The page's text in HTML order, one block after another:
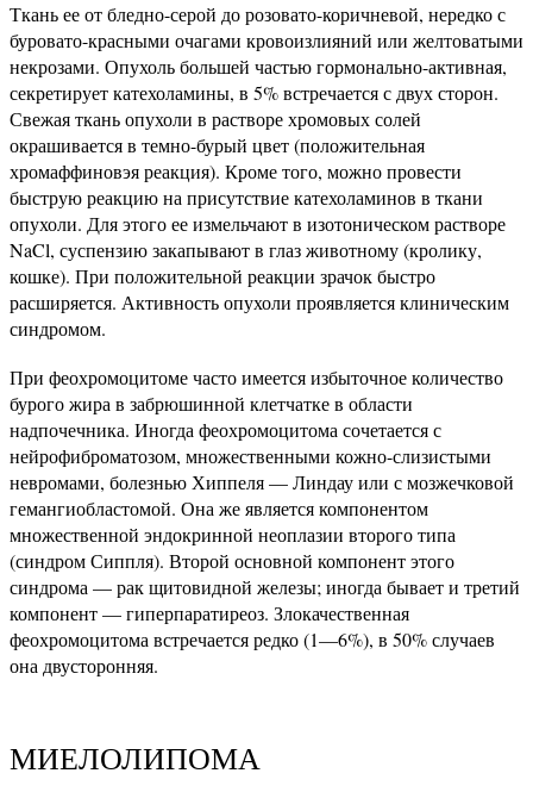
Ткань ее от бледно-серой до розовато-коричневой, нередко с
буровато-красными очагами кровоизлияний или желтоватыми
некрозами. Опухоль большей частью гормонально-активная,
секретирует катехоламины, в 5% встречается с двух сторон.
Свежая ткань опухоли в растворе хромовых солей
окрашивается в темно-бурый цвет (положительная
хромаффиновэя реакция). Кроме того, можно провести
быструю реакцию на присутствие катехоламинов в ткани
опухоли. Для этого ее измельчают в изотоническом растворе
NaCl, суспензию закапывают в глаз животному (кролику,
кошке). При положительной реакции зрачок быстро
расширяется. Активность опухоли проявляется клиническим
синдромом.
При феохромоцитоме часто имеется избыточное количество
бурого жира в забрюшинной клетчатке в области
надпочечника. Иногда феохромоцитома сочетается с
нейрофиброматозом, множественными кожно-слизистыми
невромами, болезнью Хиппеля — Линдау или с мозжечковой
гемангиобластомой. Она же является компонентом
множественной эндокринной неоплазии второго типа
(синдром Сиппля). Второй основной компонент этого
синдрома — рак щитовидной железы; иногда бывает и третий
компонент — гиперпаратиреоз. Злокачественная
феохромоцитома встречается редко (1—6%), в 50% случаев
она двусторонняя.
МИЕЛОЛИПОМА